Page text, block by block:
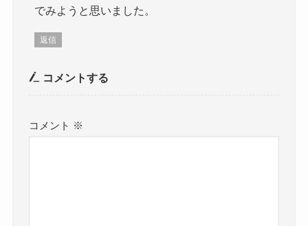
でみようと思いました。
返信
コメントする
コメント ※